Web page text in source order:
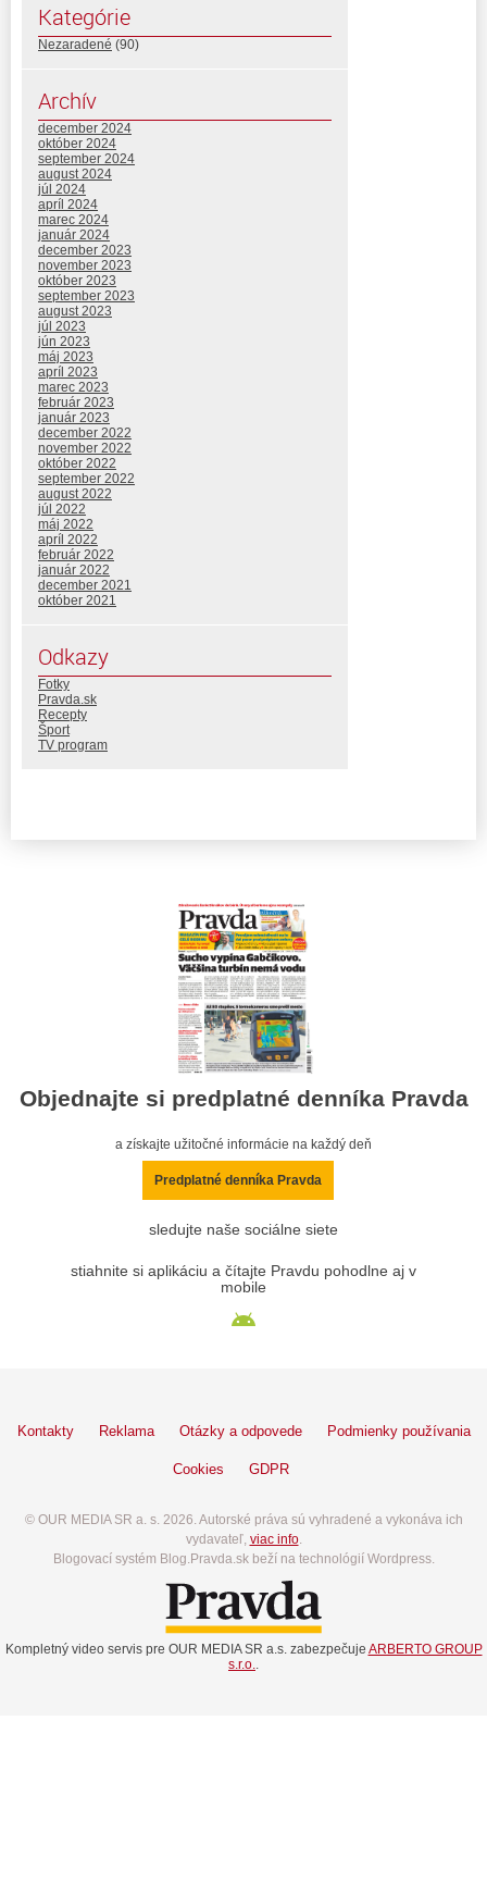
Kategórie
Nezaradené (90)
Archív
december 2024
október 2024
september 2024
august 2024
júl 2024
apríl 2024
marec 2024
január 2024
december 2023
november 2023
október 2023
september 2023
august 2023
júl 2023
jún 2023
máj 2023
apríl 2023
marec 2023
február 2023
január 2023
december 2022
november 2022
október 2022
september 2022
august 2022
júl 2022
máj 2022
apríl 2022
február 2022
január 2022
december 2021
október 2021
Odkazy
Fotky
Pravda.sk
Recepty
Šport
TV program
Objednajte si predplatné denníka Pravda
a získajte užitočné informácie na každý deň
Predplatné denníka Pravda
sledujte naše sociálne siete
stiahnite si aplikáciu a čítajte Pravdu pohodlne aj v
mobile
Kontakty Reklama Otázky a odpovede Podmienky používania
Cookies GDPR
© OUR MEDIA SR a. s. 2026. Autorské práva sú vyhradené a vykonáva ich
vydavateľ, viac info.
Blogovací systém Blog.Pravda.sk beží na technológií Wordpress.
Kompletný video servis pre OUR MEDIA SR a.s. zabezpečuje ARBERTO GROUP
s.r.o.